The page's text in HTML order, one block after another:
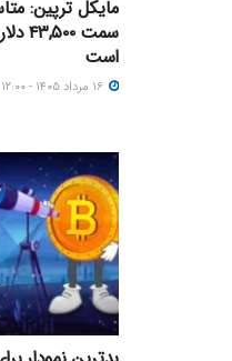
مایکل ترپین:
سمت
است